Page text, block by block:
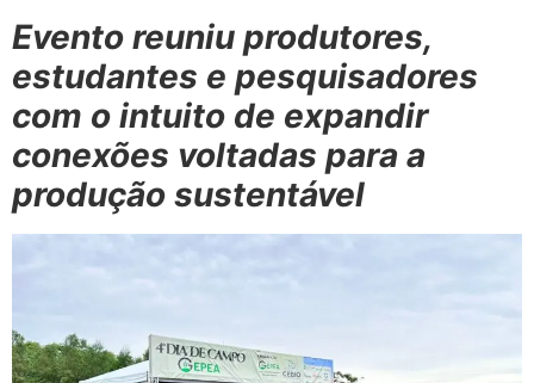
Evento reuniu produtores,
estudantes e pesquisadores
com o intuito de expandir
conexões voltadas para a
produção sustentável